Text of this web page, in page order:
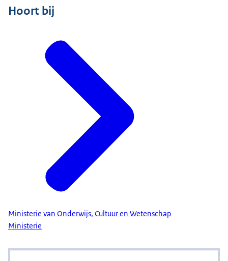
Hoort bij
Ministerie van Onderwijs, Cultuur en Wetenschap
Ministerie